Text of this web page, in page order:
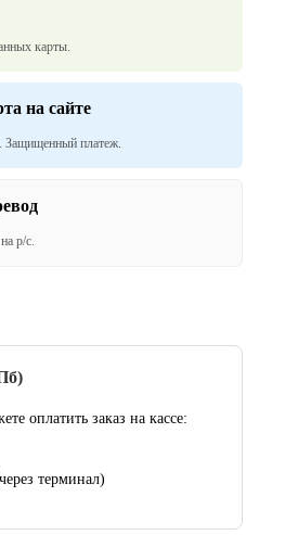
карты.
на сайте
Защищенный платеж.
р/с.
оплатить заказ на кассе:
терминал)